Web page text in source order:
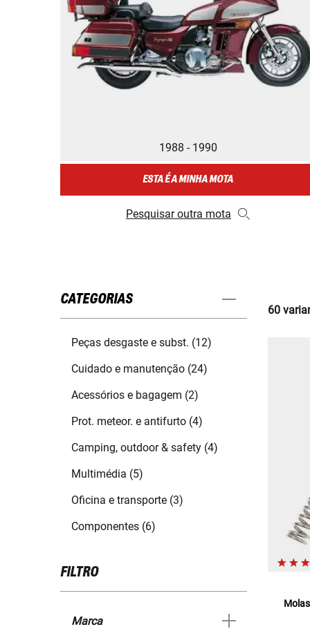
1988 - 1990
ESTA É A MINHA MOTA
Pesquisar outra mota
CATEGORIAS
Peças desgaste e subst. (12)
Cuidado e manutenção (24)
Acessórios e bagagem (2)
Prot. meteor. e antifurto (4)
Camping, outdoor & safety (4)
Multimédia (5)
Oficina e transporte (3)
Componentes (6)
FILTRO
Marca
60